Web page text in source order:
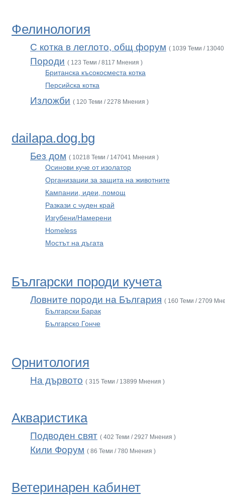
Фелинология
С котка в леглото, общ форум ( 1039 Теми /
Породи ( 123 Теми / 8117 Мнения )
Британска късокосместа котка
Персийска котка
Изложби ( 120 Теми / 2278 Мнения )
dailapa.dog.bg
Без дом ( 10218 Теми / 147041 Мнения )
Осинови куче от изолатор
Организации за защита на животните
Кампании, идеи, помощ
Разкази с чуден край
Изгубени/Намерени
Homeless
Мостът на дъгата
Български породи кучета
Ловните породи на България ( 160 Теми / 2709
Български Барак
Българско Гонче
Орнитология
На дървото ( 315 Теми / 13899 Мнения )
Акваристика
Подводен свят ( 402 Теми / 2927 Мнения )
Кили Форум ( 86 Теми / 780 Мнения )
Ветеринарен кабинет